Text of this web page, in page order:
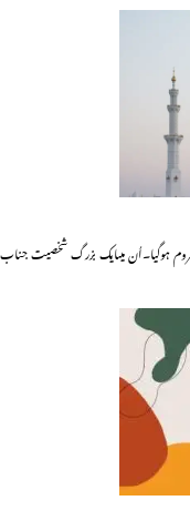
ہوگیا۔اُن میںایک بزرگ شخصیت جناب